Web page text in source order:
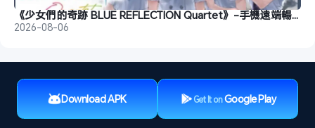
《少女們的奇跡 BLUE REFLECTION Quartet》-手機遠端暢玩教程
2026-08-06
Download APK Get It onGoogle Play